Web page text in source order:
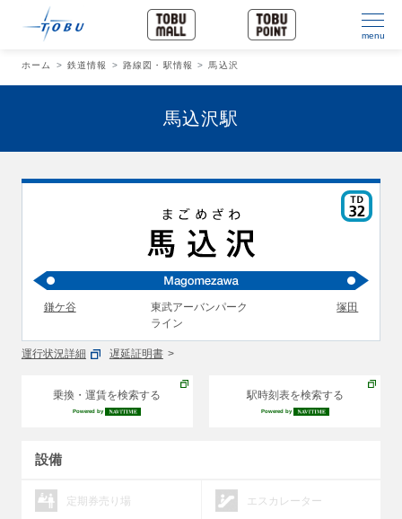
menu
ホーム 鉄道情報 路線図・駅情報 馬込沢
馬込沢駅
鎌ケ谷
東武アーバンパーク
ライン
塚田
運行状況詳細 遅延証明書
乗換・運賃を検索する
Powered by
駅時刻表を検索する
Powered by
設備
定期券売り場 エスカレーター